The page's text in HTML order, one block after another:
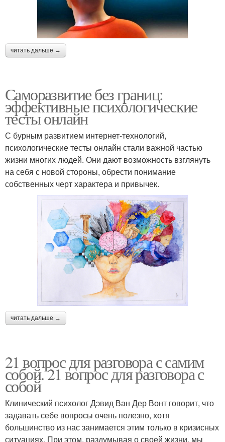
читать дальше →
Саморазвитие без границ:
эффективные психологические
тесты онлайн
С бурным развитием интернет-технологий,
психологические тесты онлайн стали важной частью
жизни многих людей. Они дают возможность взглянуть
на себя с новой стороны, обрести понимание
собственных черт характера и привычек.
читать дальше →
21 вопрос для разговора с самим
собой. 21 вопрос для разговора с
собой
Клинический психолог Дэвид Ван Дер Вонт говорит, что
задавать себе вопросы очень полезно, хотя
большинство из нас занимается этим только в кризисных
ситуациях. При этом, раздумывая о своей жизни, мы